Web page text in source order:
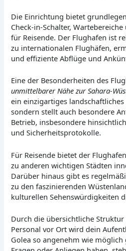
Die Einrichtung bietet
Check-in-Schalter,
für Reisende. Der Flughafen ist
zu internationalen Flughäfen,
und effiziente Abflüge und
Eine der Besonderheiten des
unmittelbarer Nähe zur Sahara-
ein einzigartiges
sondern stellt auch besondere
Betrieb, insbesondere
und Sicherheitsprotokolle.
Für Reisende bietet der
zu anderen wichtigen Städten
Darüber hinaus gibt es
zu den faszinierenden
kulturellen Sehenswürdigkeiten
Durch die übersichtliche
Personal vor Ort wird dein
Golea so angenehm wie möglich